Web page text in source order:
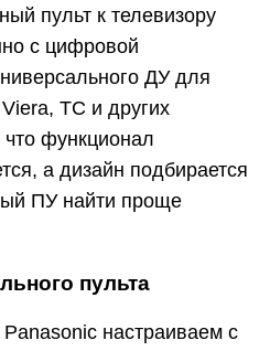
пульт к телевизору
с цифровой
ДУ для
TC и других
что функционал
а дизайн подбирается
ПУ найти проще
пульта
настраиваем с